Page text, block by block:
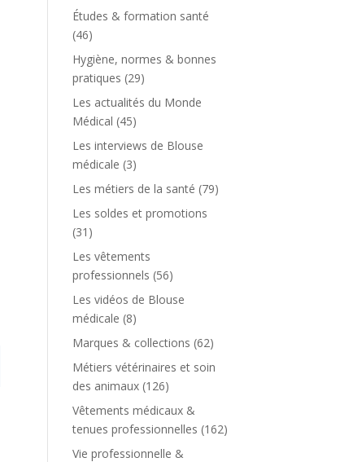
Études & formation santé
(46)
Hygiène, normes & bonnes
pratiques (29)
Les actualités du Monde
Médical (45)
Les interviews de Blouse
médicale (3)
Les métiers de la santé (79)
Les soldes et promotions
(31)
Les vêtements
professionnels (56)
Les vidéos de Blouse
médicale (8)
Marques & collections (62)
Métiers vétérinaires et soin
des animaux (126)
Vêtements médicaux &
tenues professionnelles (162)
Vie professionnelle &